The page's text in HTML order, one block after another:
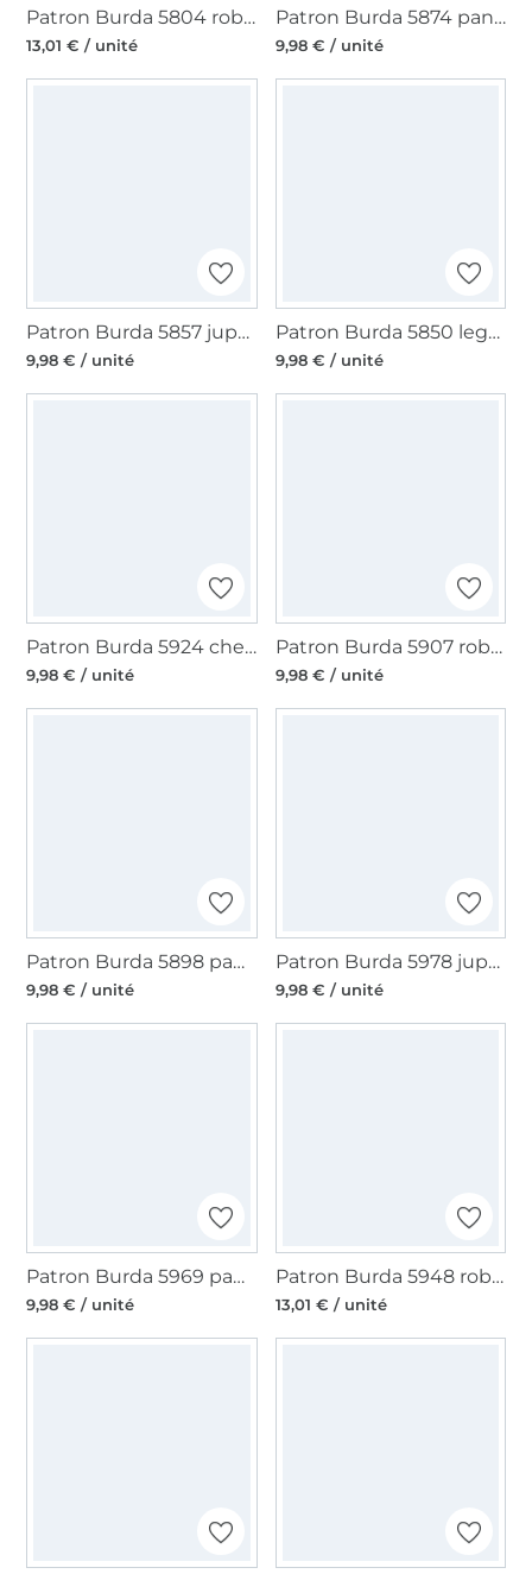
Patron Burda 5804 robe femme, version papier, en français
13,01 € / unité
Patron Burda 5874 pantalon femme, en français
9,98 € / unité
Patron Burda 5857 jupe femme, en français
9,98 € / unité
Patron Burda 5850 leggings femme, taille 34-48, en français
9,98 € / unité
Patron Burda 5924 chemisier femme, en français
9,98 € / unité
Patron Burda 5907 robe femme, en français
9,98 € / unité
Patron Burda 5898 pantalon femme, en français
9,98 € / unité
Patron Burda 5978 jupe femme, taille 34-48, en français
9,98 € / unité
Patron Burda 5969 pantalon, taille 34-44, en français
9,98 € / unité
Patron Burda 5948 robe femme, taille 34-44, en français
13,01 € / unité